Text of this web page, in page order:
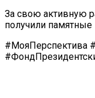
За свою активную
получили памятные